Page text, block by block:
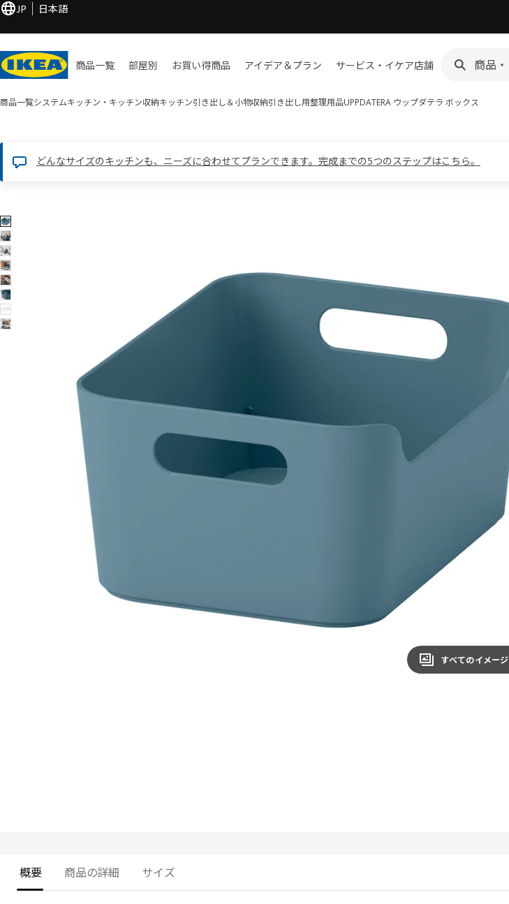
JP 日本語
商品一覧 部屋別 お買い​得商品 アイデア＆プラン サービス・イケア店舗
商品一覧システムキッチン・キッチン収納キッチン引き出し＆小物収納引き出し用整理用品UPPDATERA ウップダテラ ボックス
どんなサイズのキッチンも、ニーズに合わせてプランできます。完成までの5つのステップはこちら。
8 UPPDATERA ウップダテラ画像
スキップ
Image zoomed out, normal view
すべてのイメージ
概要 商品の詳細 サイズ